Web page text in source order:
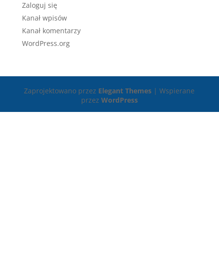
Zaloguj się
Kanał wpisów
Kanał komentarzy
WordPress.org
Zaprojektowano przez Elegant Themes | Wspierane
przez WordPress